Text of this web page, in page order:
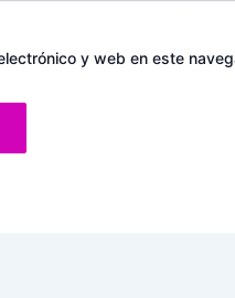
y web en este